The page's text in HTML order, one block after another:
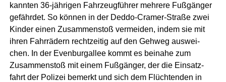
kann­ten 36-jäh­ri­gen Fahr­zeug­füh­rer meh­re­re Fuß­gän­ger
gefähr­det. So kön­nen in der Ded­do-Cra­mer-Stra­ße zwei
Kin­der einen Zusam­men­stoß ver­mei­den, indem sie mit
ihren Fahr­rä­dern recht­zei­tig auf den Geh­weg aus­wei­
chen. In der Even­bur­g­al­lee kommt es bei­na­he zum
Zusam­men­stoß mit einem Fuß­gän­ger, der die Ein­satz­
fahrt der Poli­zei bemerkt und sich dem Flüch­ten­den in